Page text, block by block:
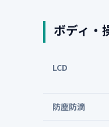
ボディ・
LCD
防塵防滴